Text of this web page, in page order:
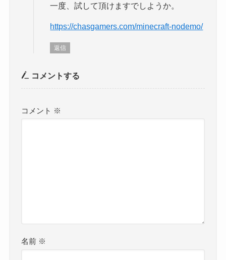
一度、試して頂けますでしようか。
https://chasgamers.com/minecraft-nodemo/
返信
コメントする
コメント ※
名前 ※